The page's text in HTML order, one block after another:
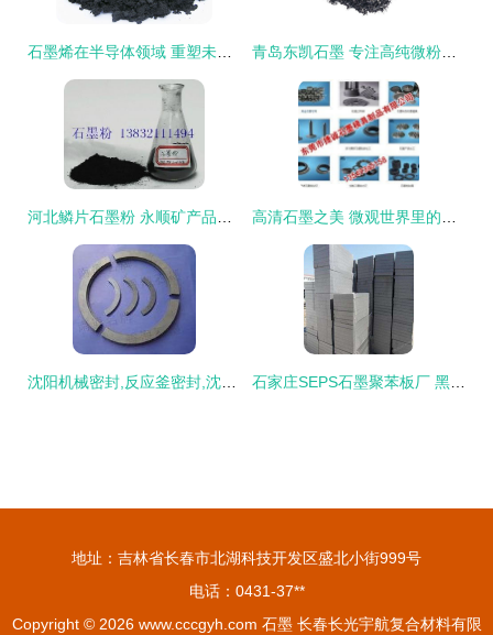
地址：吉林省长春市北湖科技开发区盛北小街999号
电话：0431-37**
Copyright © 2026 www.cccgyh.com 石墨 长春长光宇航复合材料有限